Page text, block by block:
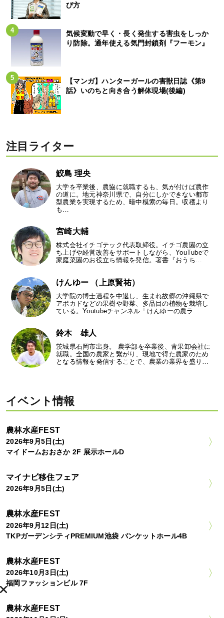
び方
気候変動で早く・長く発生する害虫をしっか
り防除。通年使える気門封鎖剤『フーモン』
【マンガ】ハンターガールの害獣日誌《第9
話》いのちと向き合う解体現場(後編)
注目ライター
鮫島 理央
大学を卒業後、農協に就職するも、気が付けば農作
の道に。地元神奈川県で、自分にしかできない都市
型農業を実現するため、暗中模索の毎日。収穫より
も…
宮崎大輔
株式会社イチゴテック代表取締役。イチゴ農園の立
ち上げや経営改善をサポートしながら、YouTubeで
家庭菜園のお役立ち情報を発信。著書『おうち…
けんゆー （上原賢祐）
大学院の博士過程を中退し、生まれ故郷の沖縄県で
アボカドなどの果樹や野菜、多品目の植物を栽培し
ている。Youtubeチャンネル「けんゆーの農ラ…
鈴木 雄人
茨城県石岡市出身。 農学部を卒業後、青果卸会社に
就職。全国の農家と繋がり、現地で得た農家のため
となる情報を発信することで、農業の業界を盛り…
イベント情報
農林水産FEST
2026年9月5日(土)
マイドームおおさか 2F 展示ホールD
マイナビ移住フェア
2026年9月5日(土)
農林水産FEST
2026年9月12日(土)
TKPガーデンシティPREMIUM池袋 バンケットホール4B
農林水産FEST
2026年10月3日(土)
福岡ファッションビル 7F
農林水産FEST